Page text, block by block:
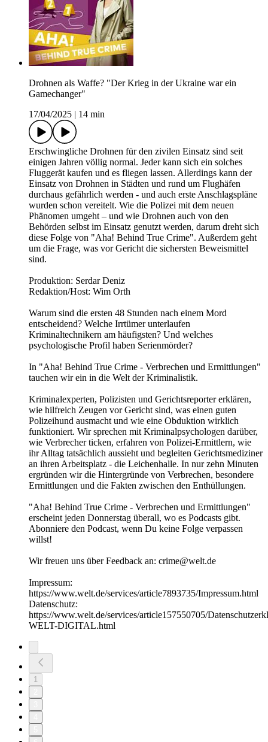
Drohnen als Waffe? "Der Krieg in der Ukraine war ein
Gamechanger"
17/04/2025
14 min
Erschwingliche Drohnen für den zivilen Einsatz sind seit
einigen Jahren völlig normal. Jeder kann sich ein solches
Fluggerät kaufen und es fliegen lassen. Allerdings kann der
Einsatz von Drohnen in Städten und rund um Flughäfen
durchaus gefährlich werden - und auch erste Anschlagspläne
wurden schon vereitelt. Wie die Polizei mit dem neuen
Phänomen umgeht – und wie Drohnen auch von den
Behörden selbst im Einsatz genutzt werden, darum dreht sich
diese Folge von "Aha! Behind True Crime". Außerdem geht
um die Frage, was vor Gericht die sichersten Beweismittel
sind.
Produktion: Serdar Deniz
Redaktion/Host: Wim Orth
Warum sind die ersten 48 Stunden nach einem Mord
entscheidend? Welche Irrtümer unterlaufen
Kriminaltechnikern am häufigsten? Und welches
psychologische Profil haben Serienmörder?
In "Aha! Behind True Crime - Verbrechen und Ermittlungen"
tauchen wir ein in die Welt der Kriminalistik.
Kriminalexperten, Polizisten und Gerichtsreporter erklären,
wie hilfreich Zeugen vor Gericht sind, was einen guten
Polizeihund ausmacht und wie eine Obduktion wirklich
funktioniert. Wir sprechen mit Kriminalpsychologen darüber,
wie Verbrecher ticken, erfahren von Polizei-Ermittlern, wie
ihr Alltag tatsächlich aussieht und begleiten Gerichtsmediziner
an ihren Arbeitsplatz - die Leichenhalle. In nur zehn Minuten
ergründen wir die Hintergründe von Verbrechen, besondere
Ermittlungen und die Fakten zwischen den Enthüllungen.
"Aha! Behind True Crime - Verbrechen und Ermittlungen"
erscheint jeden Donnerstag überall, wo es Podcasts gibt.
Abonniere den Podcast, wenn Du keine Folge verpassen
willst!
Wir freuen uns über Feedback an: crime@welt.de
Impressum:
https://www.welt.de/services/article7893735/Impressum.html
Datenschutz:
https://www.welt.de/services/article157550705/
WELT-DIGITAL.html
1